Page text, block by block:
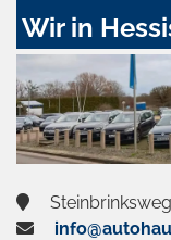
Wir in